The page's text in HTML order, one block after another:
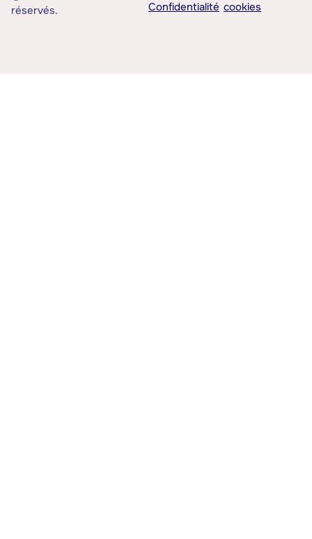
réservés.
Confidentialité cookies